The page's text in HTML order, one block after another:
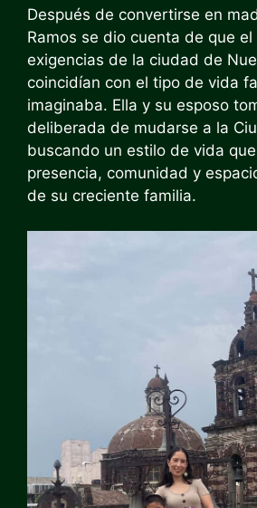
Después de convertirse en
Ramos se dio cuenta de que
exigencias de la ciudad de
coincidían con el tipo de vida
imaginaba. Ella y su esposo
deliberada de mudarse a la
buscando un estilo de vida
presencia, comunidad y
de su creciente familia.